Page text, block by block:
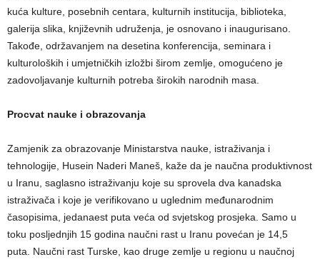
kuća kulture, posebnih centara, kulturnih institucija, biblioteka,
galerija slika, književnih udruženja, je osnovano i inaugurisano.
Takođe, održavanjem na desetina konferencija, seminara i
kulturoloških i umjetničkih izložbi širom zemlje, omogućeno je
zadovoljavanje kulturnih potreba širokih narodnih masa.
Procvat nauke i obrazovanja
Zamjenik za obrazovanje Ministarstva nauke, istraživanja i
tehnologije, Husein Naderi Maneš, kaže da je naučna produktivnost
u Iranu, saglasno istraživanju koje su sprovela dva kanadska
istraživača i koje je verifikovano u uglednim međunarodnim
časopisima, jedanaest puta veća od svjetskog prosjeka. Samo u
toku posljednjih 15 godina naučni rast u Iranu povećan je 14,5
puta. Naučni rast Turske, kao druge zemlje u regionu u naučnoj